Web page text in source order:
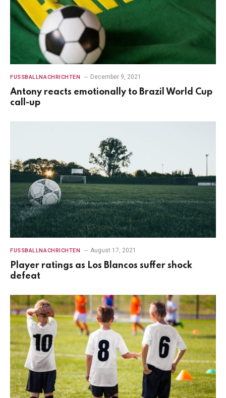
FUSSBALLNACHRICHTEN December 9, 2021
Antony reacts emotionally to Brazil World Cup
call-up
FUSSBALLNACHRICHTEN August 17, 2021
Player ratings as Los Blancos suffer shock
defeat